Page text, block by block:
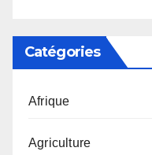
Catégories
Afrique
Agriculture